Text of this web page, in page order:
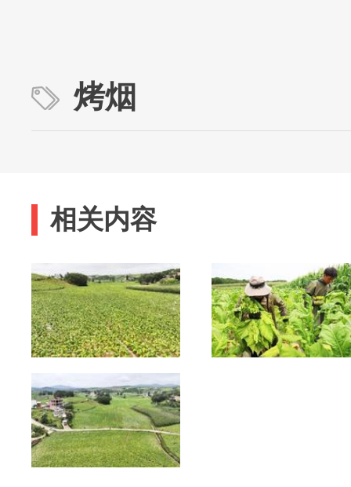
烤烟
相关内容